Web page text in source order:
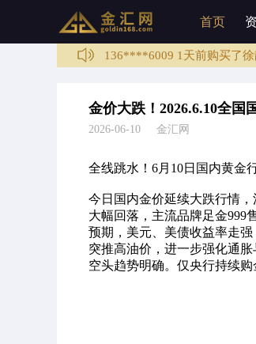
首页
188****0068 1天前购买了培
136****6009 1天前购买了
136****4589 3天前购买了培
137****6789 3天前购买了徐
金价大跌！2026.6.10全国
2026-06-10 金汇网
全线跳水！6月10日国内黄金
今日国内金价延续大跌行情
大幅回落，主流品牌足金999
预期，美元、美债收益率走
突推高油价，进一步强化通
空头趋势明确。仅央行持续